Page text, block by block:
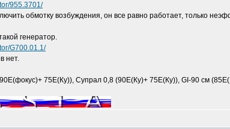
955.3701/
обмотку возбуждения, он все равно работает, только
генератор.
G700.01.1/
нет.
75Е(Ку)), Супрал 0,8 (90Е(Ку)+ 75Е(Ку)), GI-90 см